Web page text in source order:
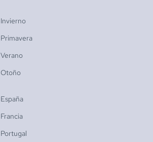
Invierno
Primavera
Verano
Otoño
España
Francia
Portugal